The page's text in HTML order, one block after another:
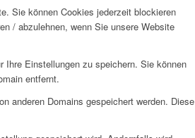
Sie können Cookies jederzeit blockieren
/ abzulehnen, wenn Sie unsere Website
Ihre Einstellungen zu speichern. Sie können
entfernt.
anderen Domains gespeichert werden. Diese